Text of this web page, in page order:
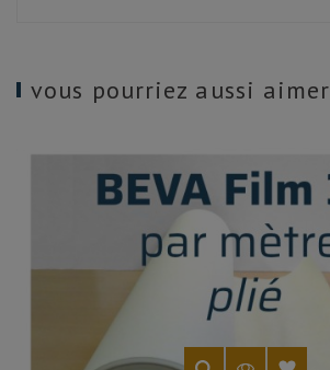
vous pourriez aussi aimer